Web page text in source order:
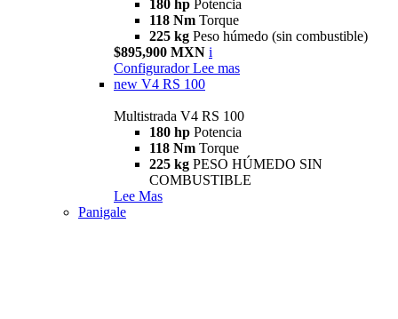
180 hp Potencia
118 Nm Torque
225 kg Peso húmedo (sin combustible)
$895,900 MXN i
Configurador Lee mas
new V4 RS 100
Multistrada V4 RS 100
180 hp Potencia
118 Nm Torque
225 kg PESO HÚMEDO SIN
COMBUSTIBLE
Lee Mas
Panigale